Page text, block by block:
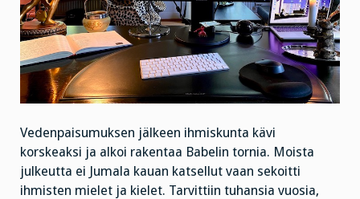
Vedenpaisumuksen jälkeen ihmiskunta kävi
korskeaksi ja alkoi rakentaa Babelin tornia. Moista
julkeutta ei Jumala kauan katsellut vaan sekoitti
ihmisten mielet ja kielet. Tarvittiin tuhansia vuosia,